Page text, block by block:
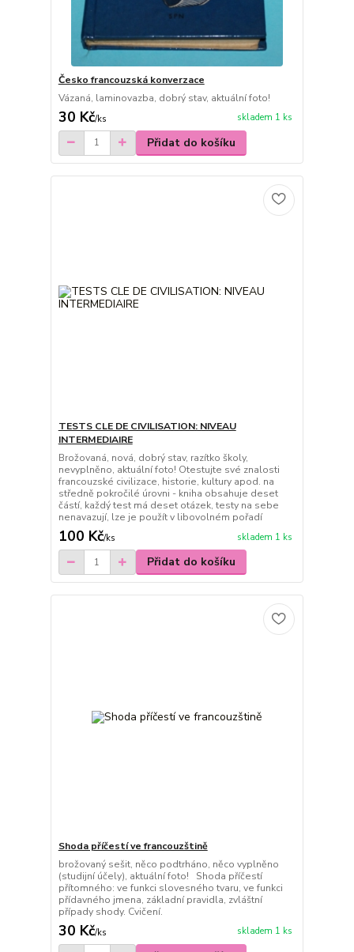
Česko francouzská konverzace
Vázaná, laminovazba, dobrý stav, aktuální foto!
30 Kč/ks skladem 1 ks
Přidat do košíku
TESTS CLE DE CIVILISATION: NIVEAU
INTERMEDIAIRE
Brožovaná, nová, dobrý stav, razítko školy,
nevyplněno, aktuální foto! Otestujte své znalosti
francouzské civilizace, historie, kultury apod. na
středně pokročilé úrovni - kniha obsahuje deset
částí, každý test má deset otázek, testy na sebe
nenavazují, lze je použít v libovolném pořadí
100 Kč/ks skladem 1 ks
Přidat do košíku
Shoda příčestí ve francouzštině
brožovaný sešit, něco podtrháno, něco vyplněno
(studijní účely), aktuální foto! Shoda příčestí
přítomného: ve funkci slovesného tvaru, ve funkci
přídavného jmena, základní pravidla, zvláštní
případy shody. Cvičení.
30 Kč/ks skladem 1 ks